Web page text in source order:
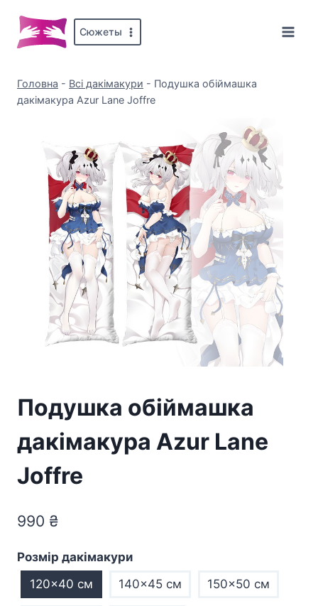
вмісту
Сюжеты
Головна - Всі дакімакури - Подушка обіймашка
дакімакура Azur Lane Joffre
Подушка обіймашка
дакімакура Azur Lane
Joffre
990 ₴
Розмір дакімакури
120x40 см
140x45 см 150x50 см